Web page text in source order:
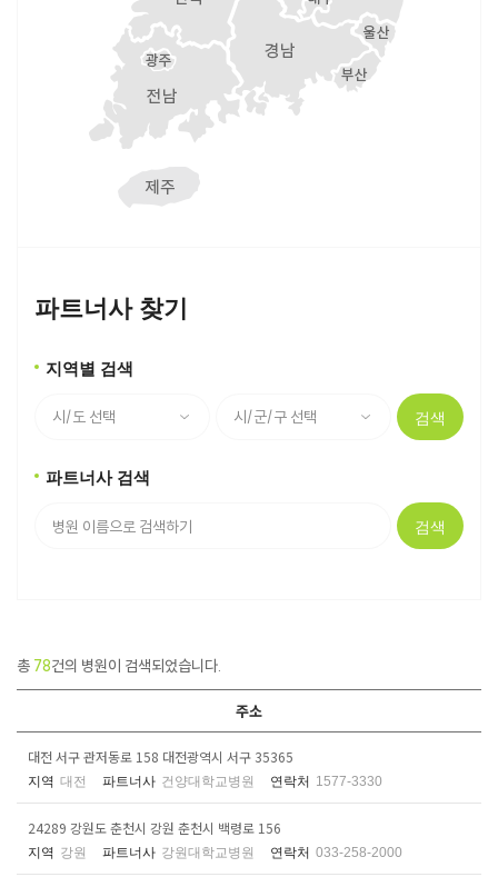
파트너사 찾기
지역별 검색
검색
파트너사 검색
검색
총 78건의 병원이 검색되었습니다.
주소
대전 서구 관저동로 158 대전광역시 서구 35365
지역 대전 파트너사 건양대학교병원 연락처 1577-3330
24289 강원도 춘천시 강원 춘천시 백령로 156
지역 강원 파트너사 강원대학교병원 연락처 033-258-2000